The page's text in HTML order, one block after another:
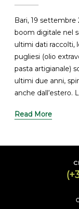
Bari, 19 settembre
boom digitale nel
ultimi dati raccolti,
pugliesi (olio
pasta artigianale)
ultimi due anni,
anche dall’estero.
Read More